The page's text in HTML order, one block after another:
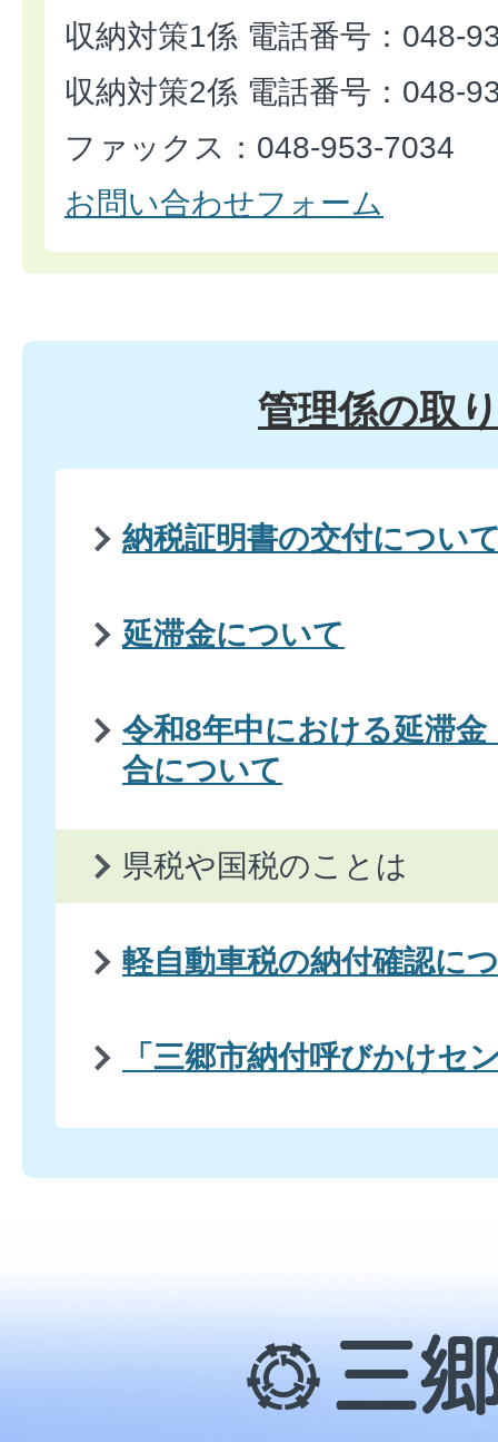
収納対策1係 電話番号：048-
収納対策2係 電話番号：048-
ファックス：048-953-7034
お問い合わせフォーム
管理係の取
納税証明書の交付につい
延滞金について
令和8年中における延滞金
合について
県税や国税のことは
軽自動車税の納付確認に
「三郷市納付呼びかけセ
三
郷